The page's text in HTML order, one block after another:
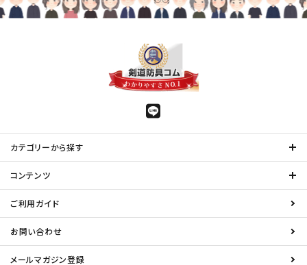
カテゴリーから探す
コンテンツ
ご利用ガイド
お問い合わせ
メールマガジン登録